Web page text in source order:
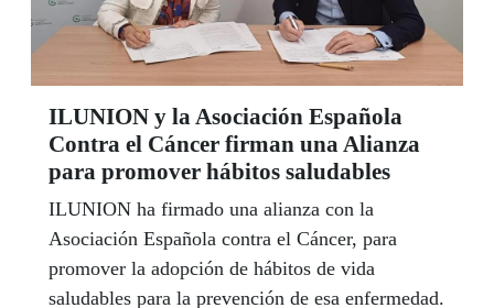
ILUNION y la Asociación Española
Contra el Cáncer firman una Alianza
para promover hábitos saludables
ILUNION ha firmado una alianza con la
Asociación Española contra el Cáncer, para
promover la adopción de hábitos de vida
saludables para la prevención de esa enfermedad.